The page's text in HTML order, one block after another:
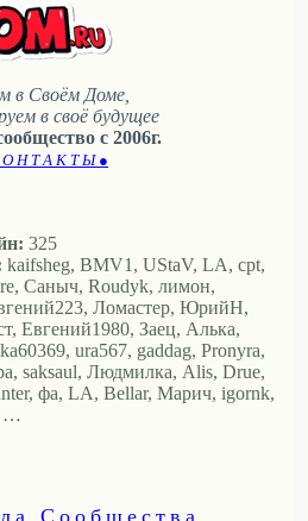
в Своём Доме,
в своё будущее
с 2006г.
О Н Т А К Т Ы ●
325
kaifsheg, BMV1, UStaV, LA, cpt,
Саныч, Roudyk, лимон,
Ломастер, ЮрийН,
Евгений1980, Заец, Алька,
ura567, gaddag, Pronyra,
saksaul, Людмилка, Alis, Drue,
фа, LA, Bellar, Марич, igornk,
…